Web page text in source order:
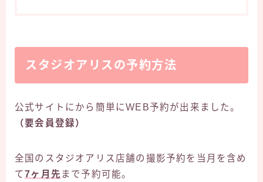
スタジオアリスの予約方法
公式サイトにから簡単にWEB予約が出来ました。
（要会員登録）
全国のスタジオアリス店舗の撮影予約を当月を含め
て7ヶ月先 まで予約可能。